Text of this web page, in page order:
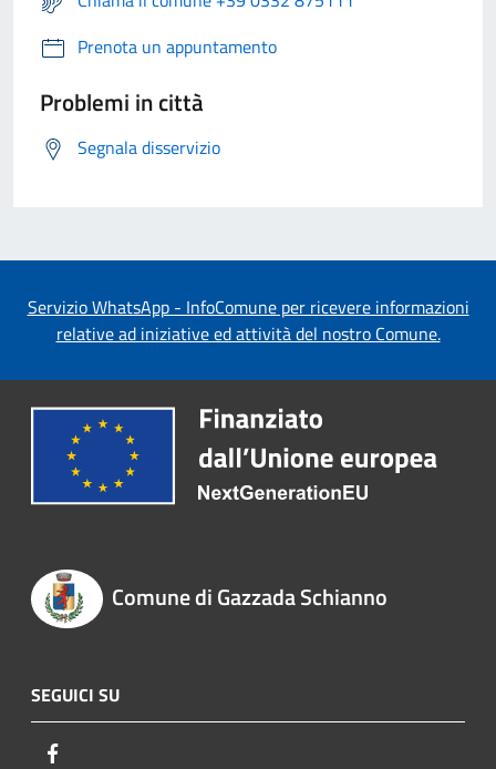
Prenota un appuntamento
Problemi in città
Segnala disservizio
Servizio WhatsApp - InfoComune per ricevere informazioni
relative ad iniziative ed attività del nostro Comune.
Comune di Gazzada Schianno
SEGUICI SU